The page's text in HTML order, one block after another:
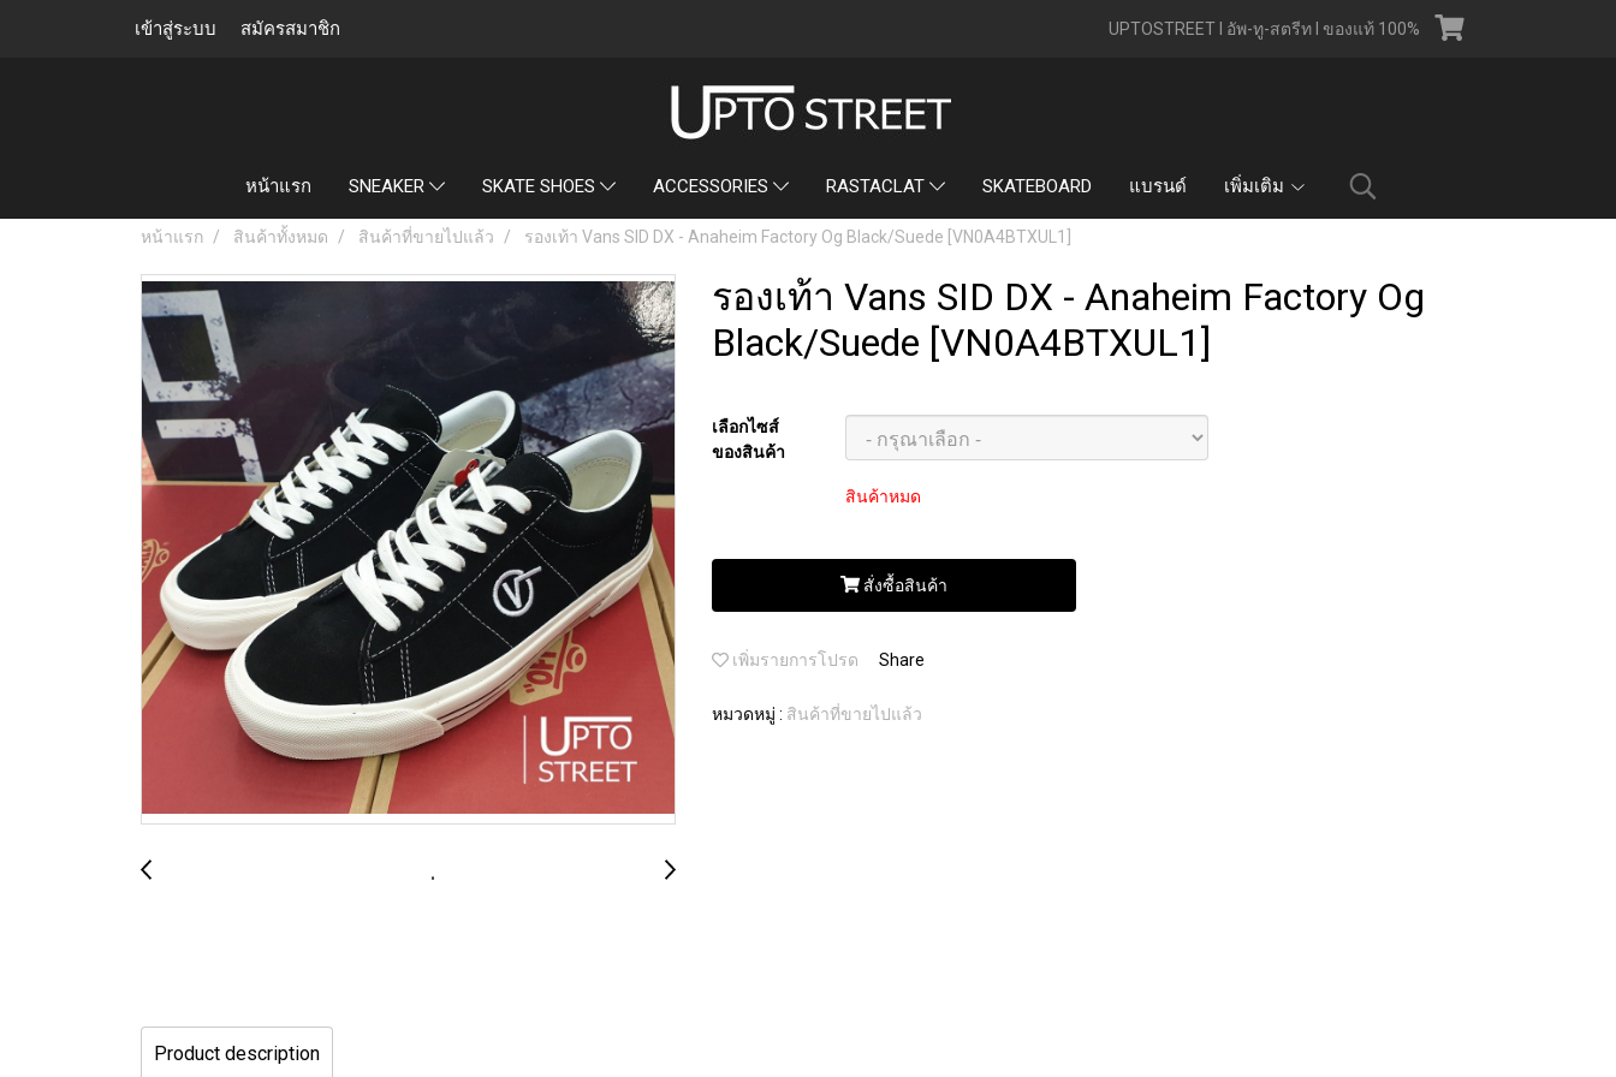
เข้าสู่ระบบ สมัครสมาชิก UPTOSTREET l อัพ-ทู-สตรีท l ของแท้ 100%
หน้าแรก SNEAKER SKATE SHOES ACCESSORIES RASTACLAT SKATEBOARD แบรนด์ เพิ่มเติม
หน้าแรก สินค้าทั้งหมด สินค้าที่ขายไปแล้ว รองเท้า Vans SID DX - Anaheim Factory Og Black/Suede [VN0A4BTXUL1]
รองเท้า Vans SID DX - Anaheim Factory Og
Black/Suede [VN0A4BTXUL1]
เลือกไซส์
ของสินค้า
สินค้าหมด
สั่งซื้อสินค้า
เพิ่มรายการโปรด Share
หมวดหมู่ : สินค้าที่ขายไปแล้ว
Product description